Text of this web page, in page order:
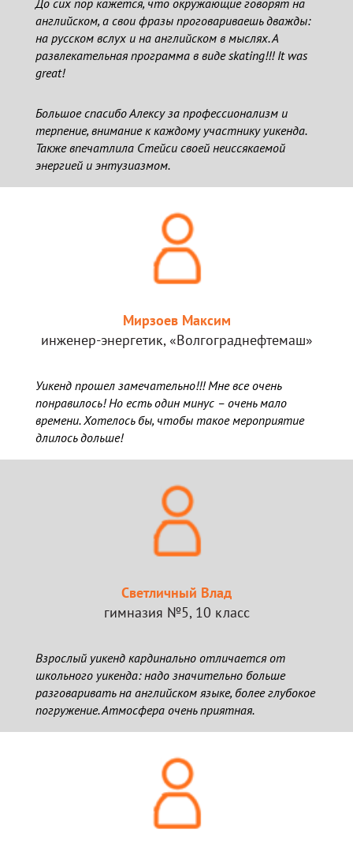
английском, а свои фразы проговариваешь дважды:
на русском вслух и на английском в мыслях. А
развлекательная программа в виде skating!!! It was
great!
Большое спасибо Алексу за профессионализм и
терпение, внимание к каждому участнику уикенда.
Также впечатлила Стейси своей неиссякаемой
энергией и энтузиазмом.
Мирзоев Максим
инженер-энергетик, «Волгограднефтемаш»
Уикенд прошел замечательно!!! Мне все очень
понравилось! Но есть один минус – очень мало
времени. Хотелось бы, чтобы такое мероприятие
длилось дольше!
Светличный Влад
гимназия №5, 10 класс
Взрослый уикенд кардинально отличается от
школьного уикенда: надо значительно больше
разговаривать на английском языке, более глубокое
погружение. Атмосфера очень приятная.